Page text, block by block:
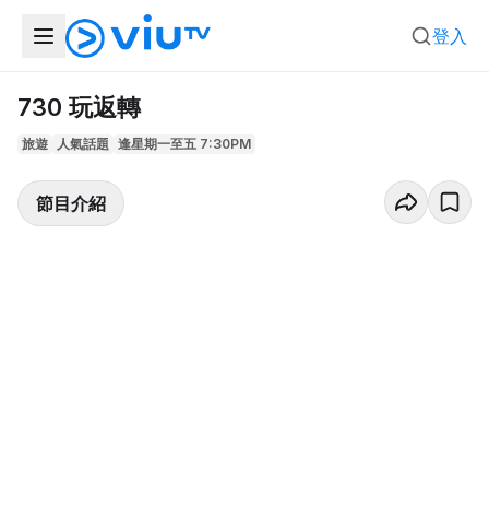
登入
730 玩返轉
旅遊 人氣話題 逢星期一至五 7:30PM
節目介紹